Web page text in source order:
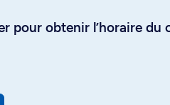
pour obtenir l’horaire